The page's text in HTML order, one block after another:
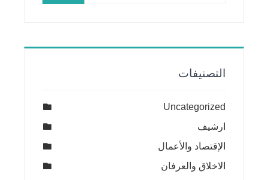
التصنيفات
Uncategorized
ارشيف
الإقتصاد والأعمال
الاخلاق والعرفان